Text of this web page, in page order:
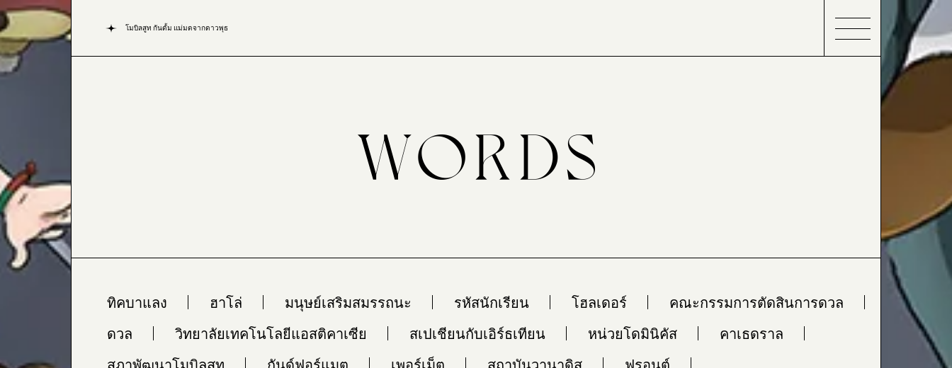
โมบิลสูท กันดั้ม แม่มดจากดาวพุธ
ทิคบาแลง ฮาโล่ มนุษย์เสริมสมรรถนะ รหัสนักเรียน โฮลเดอร์
คณะกรรมการตัดสินการดวล
ดวล
วิทยาลัยเทคโนโลยีแอสติคาเซีย สเปเชียนกับเอิร์ธเทียน หน่วยโดมินิคัส
คาเธดราล